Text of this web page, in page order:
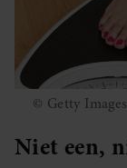
© Getty Images
Niet een,